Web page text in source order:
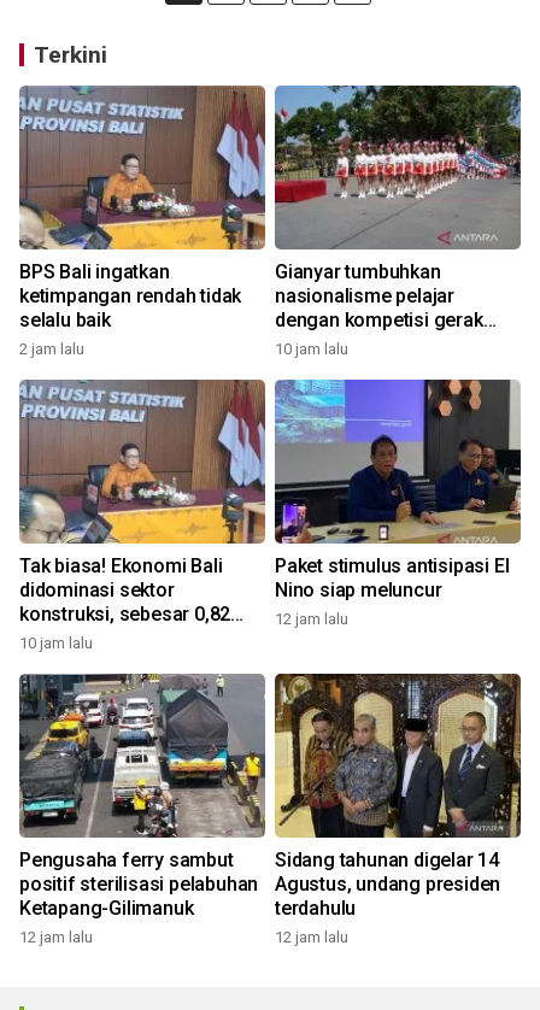
Terkini
BPS Bali ingatkan
ketimpangan rendah tidak
selalu baik
2 jam lalu
Gianyar tumbuhkan
nasionalisme pelajar
dengan kompetisi gerak
jalan
10 jam lalu
Tak biasa! Ekonomi Bali
didominasi sektor
konstruksi, sebesar 0,82
persen
10 jam lalu
Paket stimulus antisipasi El
Nino siap meluncur
12 jam lalu
Pengusaha ferry sambut
positif sterilisasi pelabuhan
Ketapang-Gilimanuk
12 jam lalu
Sidang tahunan digelar 14
Agustus, undang presiden
terdahulu
12 jam lalu